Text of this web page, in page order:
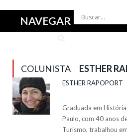
NAVEGAR
COLUNISTA ESTHER
ESTHER RAPOPORT
Graduada em
Paulo, com 40 anos
Turismo, trabalhou